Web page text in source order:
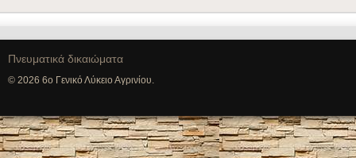
Πνευματικά δικαιώματα
© 2026 6ο Γενικό Λύκειο Αγρινίου.